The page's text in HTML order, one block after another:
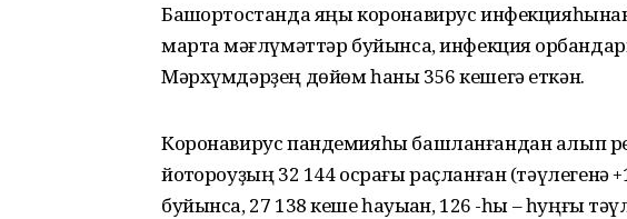
Башҡортостанда яңы коронавирус
мартҡа мәғлүмәттәр буйынса, инфекция
Мәрхүмдәрҙең дөйөм һаны 356 кешегә еткән.
Коронавирус пандемияһы башланғандан алып
йоҡтороуҙың 32 144 осрағы раҫланған
буйынса, 27 138 кеше һауыҡҡан, 126 -һы – һуңғы